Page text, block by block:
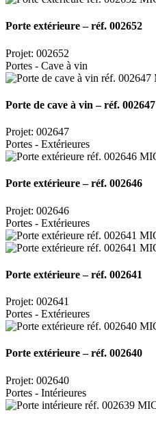
Porte extérieure – réf. 002652
Projet: 002652
Portes - Cave à vin
Porte de cave à vin – réf. 002647
Projet: 002647
Portes - Extérieures
Porte extérieure – réf. 002646
Projet: 002646
Portes - Extérieures
Porte extérieure – réf. 002641
Projet: 002641
Portes - Extérieures
Porte extérieure – réf. 002640
Projet: 002640
Portes - Intérieures